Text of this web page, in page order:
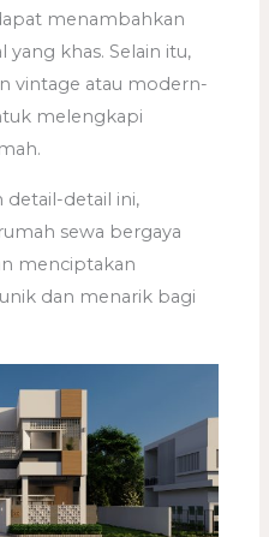
menambahkan
khas. Selain itu,
vintage atau modern-
melengkapi
detail ini,
sewa bergaya
menciptakan
dan menarik bagi